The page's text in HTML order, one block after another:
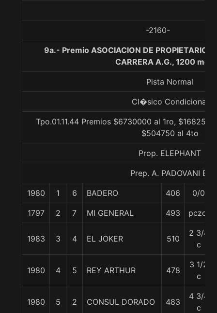
-2160-
9a.- Premio ASOCIACION DE PROPIETARIOS
CARRERA A.G., 1200
Pista Normal
Cl�sico Condicional
Tpo.01.11.44 Premios $6730000 al 1ro,
$504750 al 4to
Prop. ELEPHANT
Prep. A. PADOVANI E.
1980 1 6 BADERO 406 0/0
1797 2 7 MI GENERAL 493 pczo.
1983 3 4 EL JOKER 510
2 3/4
c
1980 4 5 REY ARTHUR 478
3 1/2
c
1980 5 2 CONSUL DORADO 483
4 3/4
c